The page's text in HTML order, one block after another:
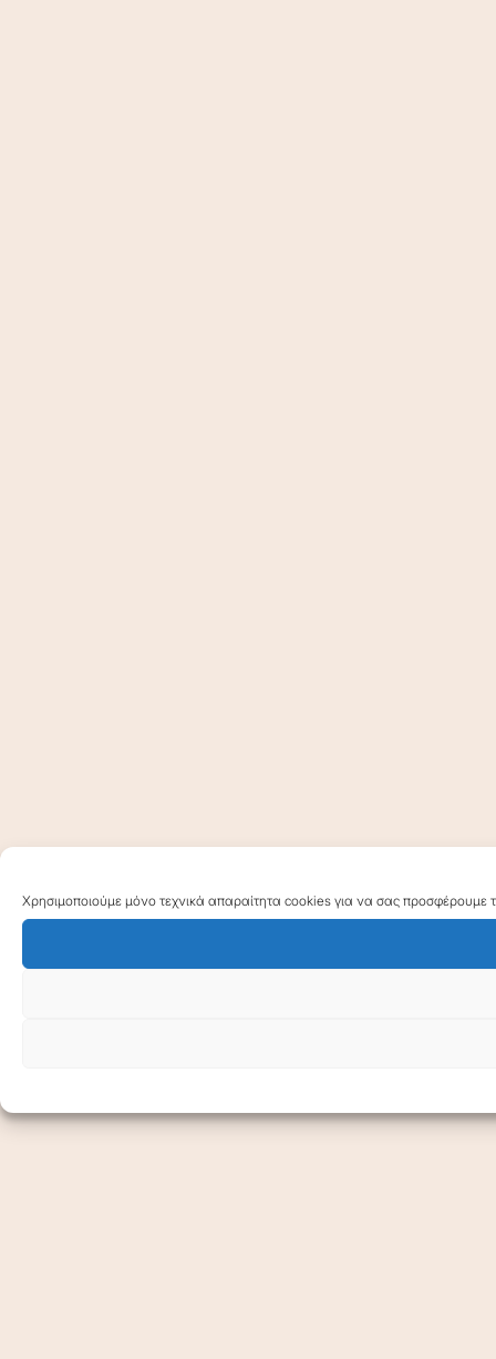
Χρησιμοποιούμε μόνο τεχνικά απαραίτητα cookies για να σας προσφέρουμε